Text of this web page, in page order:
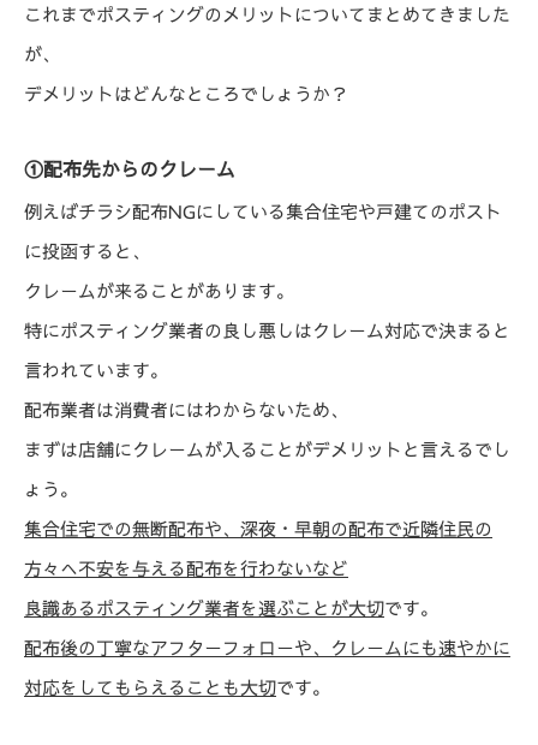
これまでポスティングのメリットについてまとめてきました
が、
デメリットはどんなところでしょうか？
①配布先からのクレーム
例えばチラシ配布NGにしている集合住宅や戸建てのポスト
に投函すると、
クレームが来ることがあります。
特にポスティング業者の良し悪しはクレーム対応で決まると
言われています。
配布業者は消費者にはわからないため、
まずは店舗にクレームが入ることがデメリットと言えるでし
ょう。
集合住宅での無断配布や、深夜・早朝の配布で近隣住民の
方々へ不安を与える配布を行わないなど
良識あるポスティング業者を選ぶことが大切です。
配布後の丁寧なアフターフォローや、クレームにも速やかに
対応をしてもらえることも大切です。